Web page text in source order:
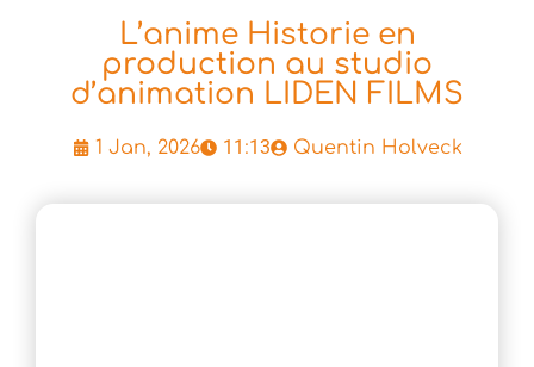
L’anime Historie en
production au studio
d’animation LIDEN FILMS
1 Jan, 2026 11:13 Quentin Holveck